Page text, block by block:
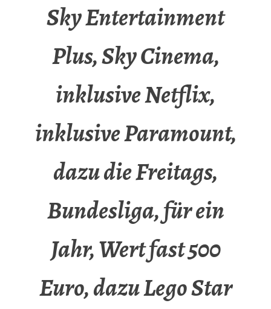
Sky Entertainment
Plus, Sky Cinema,
inklusive Netflix,
inklusive Paramount,
dazu die Freitags,
Bundesliga, für ein
Jahr, Wert fast 500
Euro, dazu Lego Star